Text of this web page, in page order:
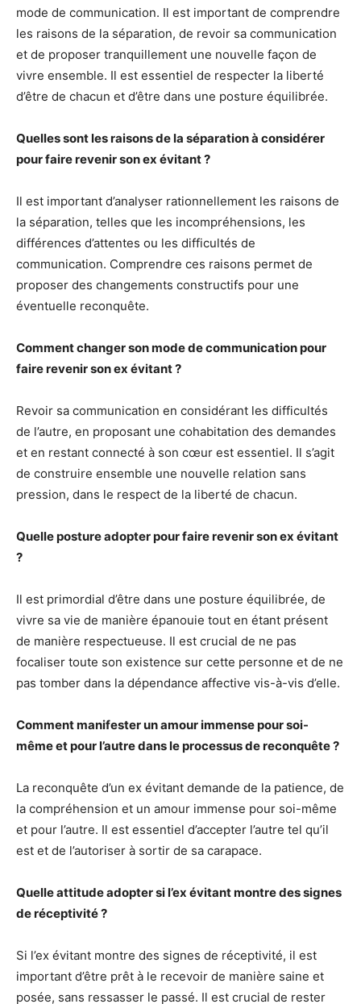
mode de communication. Il est important de comprendre
les raisons de la séparation, de revoir sa communication
et de proposer tranquillement une nouvelle façon de
vivre ensemble. Il est essentiel de respecter la liberté
d’être de chacun et d’être dans une posture équilibrée.
Quelles sont les raisons de la séparation à considérer
pour faire revenir son ex évitant ?
Il est important d’analyser rationnellement les raisons de
la séparation, telles que les incompréhensions, les
différences d’attentes ou les difficultés de
communication. Comprendre ces raisons permet de
proposer des changements constructifs pour une
éventuelle reconquête.
Comment changer son mode de communication pour
faire revenir son ex évitant ?
Revoir sa communication en considérant les difficultés
de l’autre, en proposant une cohabitation des demandes
et en restant connecté à son cœur est essentiel. Il s’agit
de construire ensemble une nouvelle relation sans
pression, dans le respect de la liberté de chacun.
Quelle posture adopter pour faire revenir son ex évitant
?
Il est primordial d’être dans une posture équilibrée, de
vivre sa vie de manière épanouie tout en étant présent
de manière respectueuse. Il est crucial de ne pas
focaliser toute son existence sur cette personne et de ne
pas tomber dans la dépendance affective vis-à-vis d’elle.
Comment manifester un amour immense pour soi-
même et pour l’autre dans le processus de reconquête ?
La reconquête d’un ex évitant demande de la patience, de
la compréhension et un amour immense pour soi-même
et pour l’autre. Il est essentiel d’accepter l’autre tel qu’il
est et de l’autoriser à sortir de sa carapace.
Quelle attitude adopter si l’ex évitant montre des signes
de réceptivité ?
Si l’ex évitant montre des signes de réceptivité, il est
important d’être prêt à le recevoir de manière saine et
posée, sans ressasser le passé. Il est crucial de rester